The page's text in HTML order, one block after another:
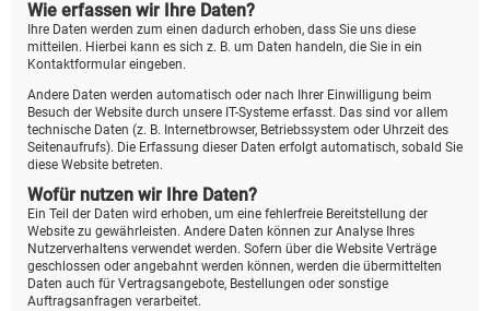
Wie erfassen wir Ihre Daten?
Ihre Daten werden zum einen dadurch erhoben, dass Sie uns diese
mitteilen. Hierbei kann es sich z. B. um Daten handeln, die Sie in ein
Kontaktformular eingeben.
Andere Daten werden automatisch oder nach Ihrer Einwilligung beim
Besuch der Website durch unsere IT-Systeme erfasst. Das sind vor allem
technische Daten (z. B. Internetbrowser, Betriebssystem oder Uhrzeit des
Seitenaufrufs). Die Erfassung dieser Daten erfolgt automatisch, sobald Sie
diese Website betreten.
Wofür nutzen wir Ihre Daten?
Ein Teil der Daten wird erhoben, um eine fehlerfreie Bereitstellung der
Website zu gewährleisten. Andere Daten können zur Analyse Ihres
Nutzerverhaltens verwendet werden. Sofern über die Website Verträge
geschlossen oder angebahnt werden können, werden die übermittelten
Daten auch für Vertragsangebote, Bestellungen oder sonstige
Auftragsanfragen verarbeitet.